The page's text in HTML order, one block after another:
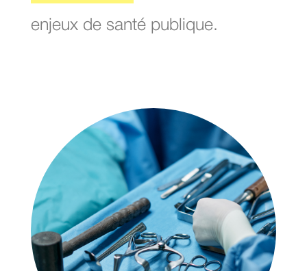
enjeux de santé publique.